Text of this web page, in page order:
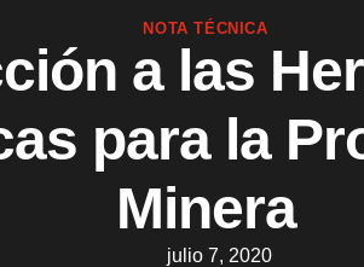
NOTA TÉCNICA
a las
para la
Minera
julio 7, 2020